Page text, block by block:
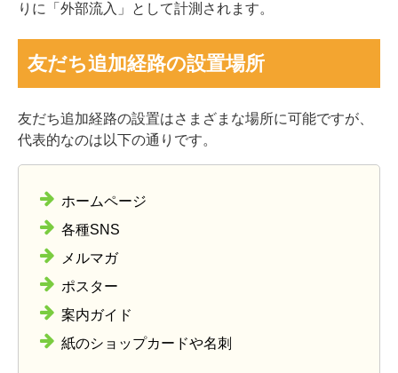
りに「外部流入」として計測されます。
友だち追加経路の設置場所
友だち追加経路の設置はさまざまな場所に可能ですが、
代表的なのは以下の通りです。
ホームページ
各種SNS
メルマガ
ポスター
案内ガイド
紙のショップカードや名刺